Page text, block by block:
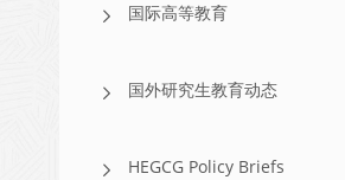
国际高等教育
国外研究生教育动态
HEGCG Policy Briefs